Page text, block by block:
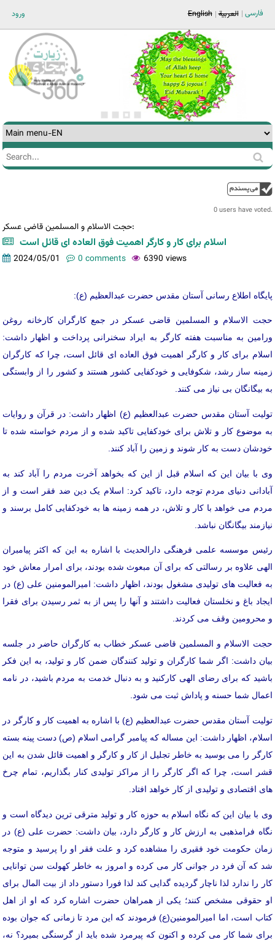
ورود فارسی العربية English
Search
Search
0 users have voted.
حجت الاسلام و المسلمین قاضی عسکر:
اسلام برای کار و کارگر اهمیت فوق العاده ای قائل است
2024/05/01 0 comments 6390 views
پایگاه اطلاع رسانی آستان مقدس حضرت عبدالعظیم (ع):
حجت الاسلام و المسلمین قاضی عسکر در جمع کارگران کارخانه روغن
ورامین به مناسبت هفته کارگر به ایراد سخنرانی پرداخت و اظهار داشت:
اسلام برای کار و کارگر اهمیت فوق العاده ای قائل است، چرا که کارگران
زمینه ساز رشد، شکوفایی و خودکفایی کشور هستند و کشور را از وابستگی
به بیگانگان بی نیاز می کنند.
تولیت آستان مقدس حضرت عبدالعظیم (ع) اظهار داشت: در قرآن و روایات
به موضوع کار و تلاش برای خودکفایی تاکید شده و از مردم خواسته شده تا
خودشان دست به کار شوند و زمین را آباد کنند.
وی با بیان این که اسلام قبل از این که بخواهد آخرت مردم را آباد کند به
آبادانی دنیای مردم توجه دارد، تاکید کرد: اسلام یک دین ضد فقر است و از
مردم می خواهد با کار و تلاش، در همه زمینه ها به خودکفایی کامل برسند و
نیازمند بیگانگان نباشد.
رئیس موسسه علمی فرهنگی دارالحدیث با اشاره به این که اکثر پیامبران
الهی علاوه بر رسالتی که برای آن مبعوث شده بودند، برای امرار معاش خود
به فعالیت های تولیدی مشغول بودند، اظهار داشت: امیرالمومنین علی (ع) در
ایجاد باغ و نخلستان فعالیت داشتند و آنها را پس از به ثمر رسیدن برای فقرا
و محرومین وقف می کردند.
حجت الاسلام و المسلمین قاضی عسکر خطاب به کارگران حاضر در جلسه
بیان داشت: اگر شما کارگران و تولید کنندگان ضمن کار و تولید، به این فکر
باشید که برای رضای الهی کارکنید و به دنبال خدمت به مردم باشید، در نامه
اعمال شما حسنه و پاداش ثبت می شود.
تولیت آستان مقدس حضرت عبدالعظیم (ع) با اشاره به اهمیت کار و کارگر در
اسلام، اظهار داشت: این مساله که پیامبر گرامی اسلام (ص) دست پینه بسته
کارگر را می بوسید به خاطر تجلیل از کار و کارگر و اهمیت قائل شدن به این
قشر است، چرا که اگر کارگر را از مراکز تولیدی کنار بگذاریم، تمام چرخ
های اقتصادی و تولیدی از کار خواهد افتاد.
وی با بیان این که نگاه اسلام به حوزه کار و تولید مترقی ترین دیدگاه است و
نگاه فرامذهبی به ارزش کار و کارگر دارد، بیان داشت: حضرت علی (ع) در
زمان حکومت خود فقیری را مشاهده کرد و علت فقر او را پرسید و متوجه
شد که آن فرد در جوانی کار می کرده و امروز به خاطر کهولت سن توانایی
کار را ندارد لذا ناچار گردیده گدایی کند لذا فورا دستور داد از بیت المال برای
او حقوقی مشخص کنند؛ یکی از همراهان حضرت اشاره کرد که او از اهل
کتاب است، اما امیرالمومنین(ع) فرمودند که این مرد تا زمانی که جوان بوده
برای شما کار می کرده و اکنون که پیرمرد شده باید از گرسنگی بمیرد؟ نه،